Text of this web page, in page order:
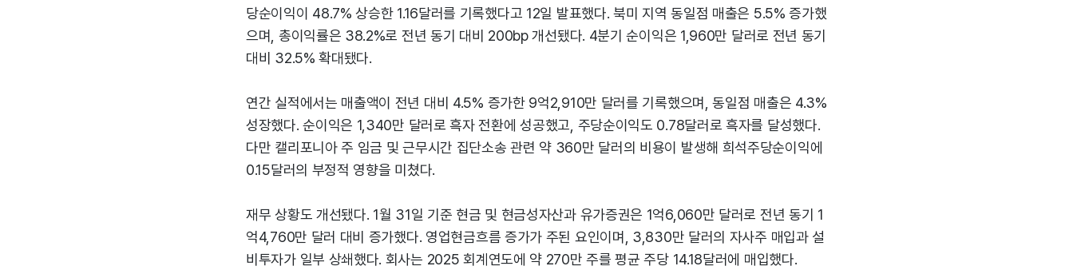
당순이익이 48.7% 상승한 1.16달러를 기록했다고 12일 발표했다. 북미 지역 동일점 매출은 5.5% 증가했
으며, 총이익률은 38.2%로 전년 동기 대비 200bp 개선됐다. 4분기 순이익은 1,960만 달러로 전년 동기
대비 32.5% 확대됐다.
연간 실적에서는 매출액이 전년 대비 4.5% 증가한 9억2,910만 달러를 기록했으며, 동일점 매출은 4.3%
성장했다. 순이익은 1,340만 달러로 흑자 전환에 성공했고, 주당순이익도 0.78달러로 흑자를 달성했다.
다만 캘리포니아 주 임금 및 근무시간 집단소송 관련 약 360만 달러의 비용이 발생해 희석주당순이익에
0.15달러의 부정적 영향을 미쳤다.
재무 상황도 개선됐다. 1월 31일 기준 현금 및 현금성자산과 유가증권은 1억6,060만 달러로 전년 동기 1
억4,760만 달러 대비 증가했다. 영업현금흐름 증가가 주된 요인이며, 3,830만 달러의 자사주 매입과 설
비투자가 일부 상쇄했다. 회사는 2025 회계연도에 약 270만 주를 평균 주당 14.18달러에 매입했다.